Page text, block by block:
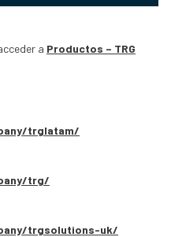
a Productos – TRG
trglatam/
trg/
trgsolutions-uk/